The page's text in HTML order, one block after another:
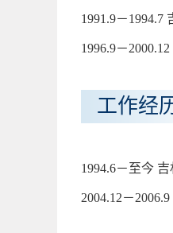
1991.9－
1996.9－
工作经
1994.6－至今
2004.12－